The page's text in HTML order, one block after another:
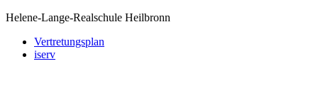
Helene-Lange-Realschule Heilbronn
Vertretungsplan
iserv